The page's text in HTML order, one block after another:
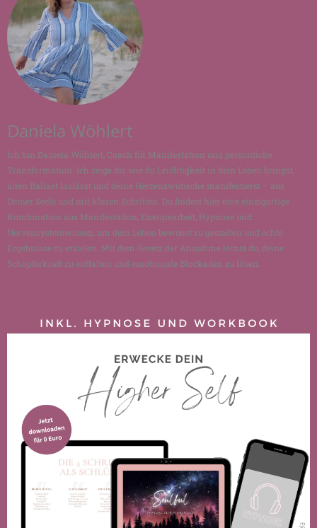
Daniela Wöhlert
Ich bin Daniela Wöhlert, Coach für Manifestation und persönliche
Transformation. Ich zeige dir, wie du Leichtigkeit in dein Leben bringst,
alten Ballast loslässt und deine Herzenswünsche manifestierst – aus
Deiner Seele und mit klaren Schritten. Du findest hier eine einzigartige
Kombination aus Manifestation, Energiearbeit, Hypnose und
Nervensystemwissen, um dein Leben bewusst zu gestalten und echte
Ergebnisse zu erzielen. Mit dem Gesetz der Annahme lernst du, deine
Schöpferkraft zu entfalten und emotionale Blockaden zu lösen.